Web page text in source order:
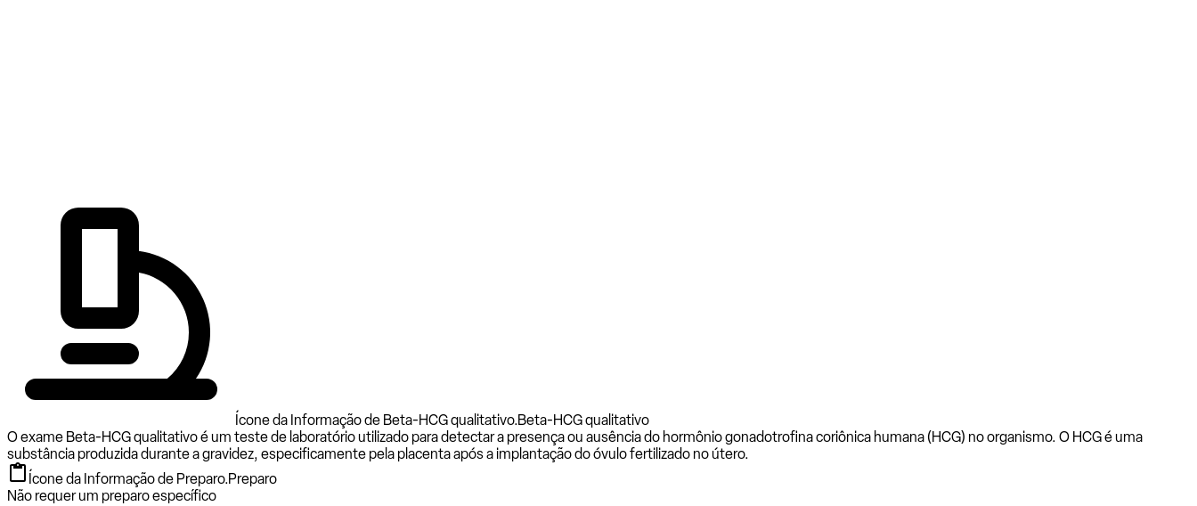
Ícone da Informação de Beta-HCG qualitativo.Beta-HCG qualitativo
O exame Beta-HCG qualitativo é um teste de laboratório utilizado para detectar a presença ou ausência do hormônio gonadotrofina coriônica humana (HCG) no organismo. O HCG é uma
substância produzida durante a gravidez, especificamente pela placenta após a implantação do óvulo fertilizado no útero.
Ícone da Informação de Preparo.Preparo
Não requer um preparo específico